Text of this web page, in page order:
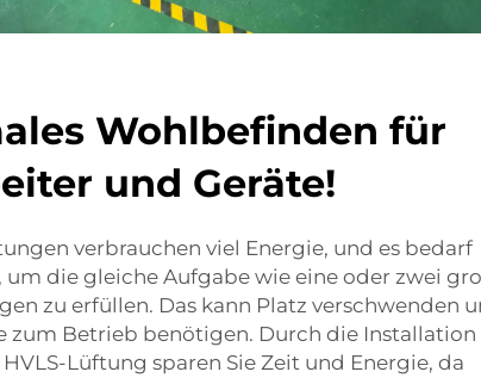
Wohlbefinden für
und Geräte!
verbrauchen viel Energie, und es bedarf
um die gleiche Aufgabe wie eine oder zwei
zu erfüllen. Das kann Platz verschwenden
zum Betrieb benötigen. Durch die Installation
Lüftung sparen Sie Zeit und Energie, da